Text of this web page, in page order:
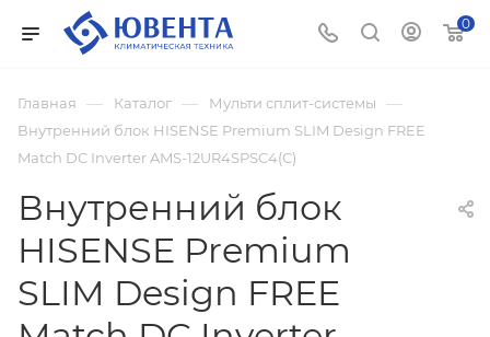
0
Главная — Каталог — Мульти сплит-системы —
Внутренний блок HISENSE Premium SLIM Design FREE
Match DC Inverter AMS-12UR4SPSC4(С)
Внутренний блок
HISENSE Premium
SLIM Design FREE